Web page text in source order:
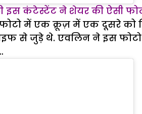
इस कंटेस्टेंट ने शेयर की ऐसी
फोटो में एक क्रूज़ में एक
से जुड़े थे. एवलिन ने इस फोटो